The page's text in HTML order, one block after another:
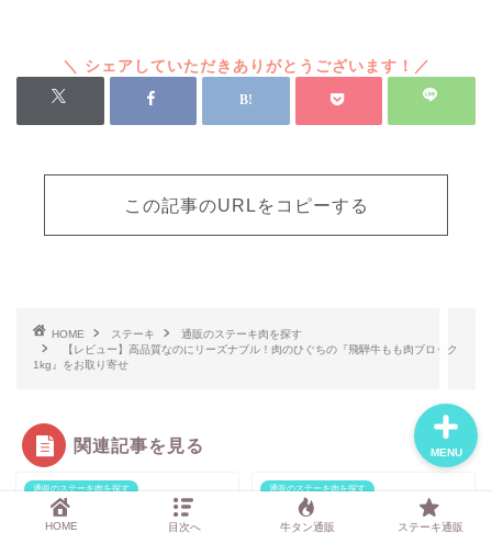
この記事のURLをコピーする
HOME ステーキ
通販のステーキ肉を探す
【レビュー】高品質なのにリーズナブル！肉のひぐちの『飛騨牛もも肉ブロック
1kg』をお取り寄せ
関連記事を見る
通販のステーキ肉を探す 通販のステーキ肉を探す
HOME 目次へ 牛タン通販 ステーキ通販
MENU
記事一覧
お問い合わせ